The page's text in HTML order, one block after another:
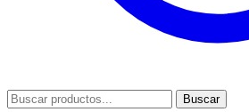
Buscar